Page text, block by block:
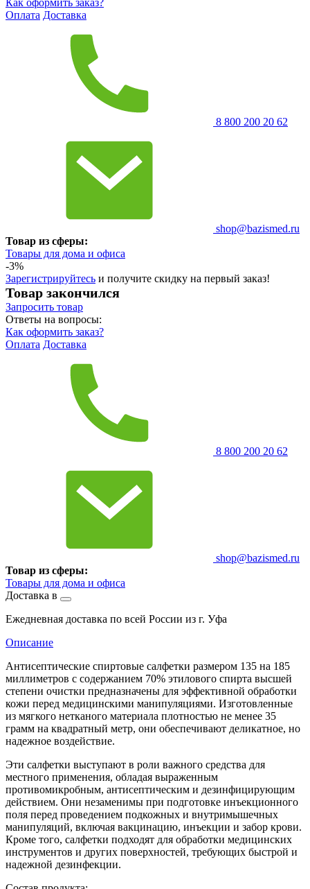
Оплата Доставка
8 800 200 20 62
shop@bazismed.ru
Товар из сферы:
Товары для дома и офиса
-3%
Зарегистрируйтесь и получите скидку на первый заказ!
Товар закончился
Запросить товар
Ответы на вопросы:
Как оформить заказ?
Оплата Доставка
8 800 200 20 62
shop@bazismed.ru
Товар из сферы:
Товары для дома и офиса
Доставка в
Ежедневная доставка по всей России из г. Уфа
Описание
Антисептические спиртовые салфетки размером 135 на 185
миллиметров с содержанием 70% этилового спирта высшей
степени очистки предназначены для эффективной обработки
кожи перед медицинскими манипуляциями. Изготовленные
из мягкого нетканого материала плотностью не менее 35
грамм на квадратный метр, они обеспечивают деликатное, но
надежное воздействие.
Эти салфетки выступают в роли важного средства для
местного применения, обладая выраженным
противомикробным, антисептическим и дезинфицирующим
действием. Они незаменимы при подготовке инъекционного
поля перед проведением подкожных и внутримышечных
манипуляций, включая вакцинацию, инъекции и забор крови.
Кроме того, салфетки подходят для обработки медицинских
инструментов и других поверхностей, требующих быстрой и
надежной дезинфекции.